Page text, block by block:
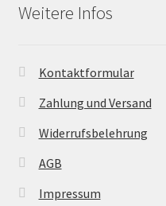
Weitere Infos
Kontaktformular
Zahlung und Versand
Widerrufsbelehrung
AGB
Impressum